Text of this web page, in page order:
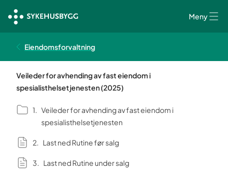
Meny
Eiendomsforvaltning
Veileder for avhending av fast eiendom i
spesialisthelsetjenesten (2025)
Veileder for avhending av fast eiendom i
spesialisthelsetjenesten
Last ned Rutine før salg
Last ned Rutine under salg